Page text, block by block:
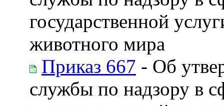
государственной
животного мира
Приказ 667 - Об
службы по надзору в